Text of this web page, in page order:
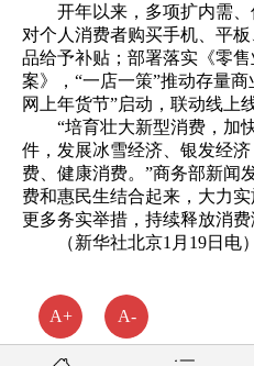
A+ A-
开年以来，多项扩内需、
对个人消费者购买手机、平
品给予补贴；部署落实《零
案》，“一店一策”推动存量
网上年货节”启动，联动线
“培育壮大新型消费，加快
件，发展冰雪经济、银发经
费、健康消费。”商务部新闻
费和惠民生结合起来，大力
更多务实举措，持续释放消费
（新华社北京1月19日电）